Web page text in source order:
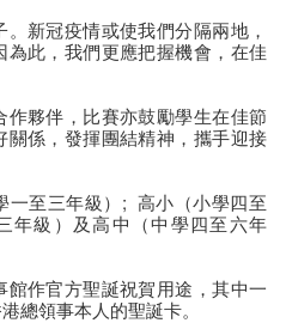
新冠疫情或使我們分隔兩地，
此，我們更應把握機會，在佳
夥伴，比賽亦鼓勵學生在佳節
係，發揮團結精神，攜手迎接
一至三年級）; 高小（小學四至
年級）及高中（中學四至六年
作官方聖誕祝賀用途，其中一
總領事本人的聖誕卡。